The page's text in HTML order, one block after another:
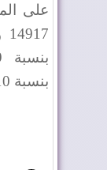
على
بنسبة 4.10 بالمئة.